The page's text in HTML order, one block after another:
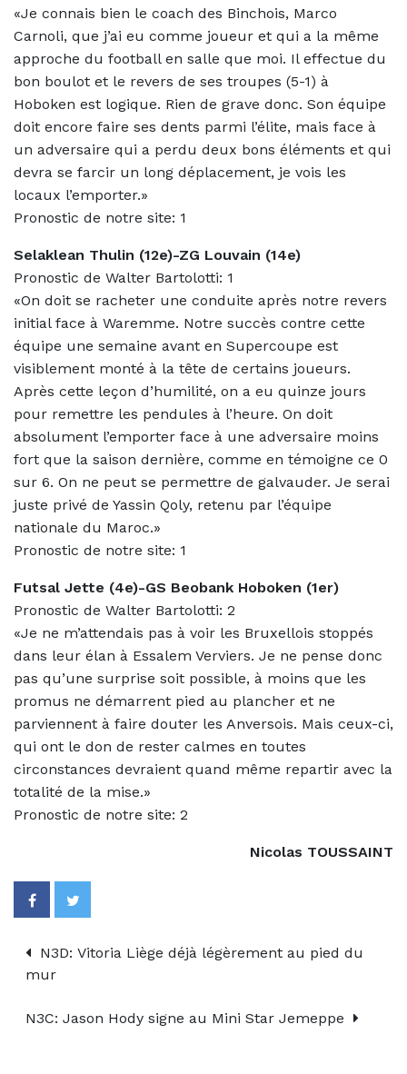
«Je connais bien le coach des Binchois, Marco
Carnoli, que j’ai eu comme joueur et qui a la même
approche du football en salle que moi. Il effectue du
bon boulot et le revers de ses troupes (5-1) à
Hoboken est logique. Rien de grave donc. Son équipe
doit encore faire ses dents parmi l’élite, mais face à
un adversaire qui a perdu deux bons éléments et qui
devra se farcir un long déplacement, je vois les
locaux l’emporter.»
Pronostic de notre site: 1
Selaklean Thulin (12e)-ZG Louvain (14e)
Pronostic de Walter Bartolotti: 1
«On doit se racheter une conduite après notre revers
initial face à Waremme. Notre succès contre cette
équipe une semaine avant en Supercoupe est
visiblement monté à la tête de certains joueurs.
Après cette leçon d’humilité, on a eu quinze jours
pour remettre les pendules à l’heure. On doit
absolument l’emporter face à une adversaire moins
fort que la saison dernière, comme en témoigne ce 0
sur 6. On ne peut se permettre de galvauder. Je serai
juste privé de Yassin Qoly, retenu par l’équipe
nationale du Maroc.»
Pronostic de notre site: 1
Futsal Jette (4e)-GS Beobank Hoboken (1er)
Pronostic de Walter Bartolotti: 2
«Je ne m’attendais pas à voir les Bruxellois stoppés
dans leur élan à Essalem Verviers. Je ne pense donc
pas qu’une surprise soit possible, à moins que les
promus ne démarrent pied au plancher et ne
parviennent à faire douter les Anversois. Mais ceux-ci,
qui ont le don de rester calmes en toutes
circonstances devraient quand même repartir avec la
totalité de la mise.»
Pronostic de notre site: 2
Nicolas TOUSSAINT
N3D: Vitoria Liège déjà légèrement au pied du
mur
N3C: Jason Hody signe au Mini Star Jemeppe